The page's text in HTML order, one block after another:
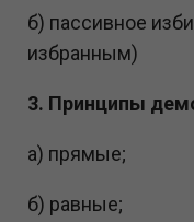
б) пассивное
избранным)
3. Принципы
а) прямые;
б) равные;